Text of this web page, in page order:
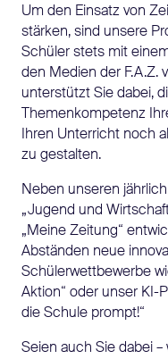
Um den Einsatz von
stärken, sind unsere
Schüler stets mit
den Medien der F.A.Z.
unterstützt Sie dabei,
Themenkompetenz
Ihren Unterricht noch
zu gestalten.
Neben unseren
„Jugend und
„Meine Zeitung“
Abständen neue
Schülerwettbewerbe
Aktion“ oder unser KI-
die Schule prompt!“
Seien auch Sie dabei